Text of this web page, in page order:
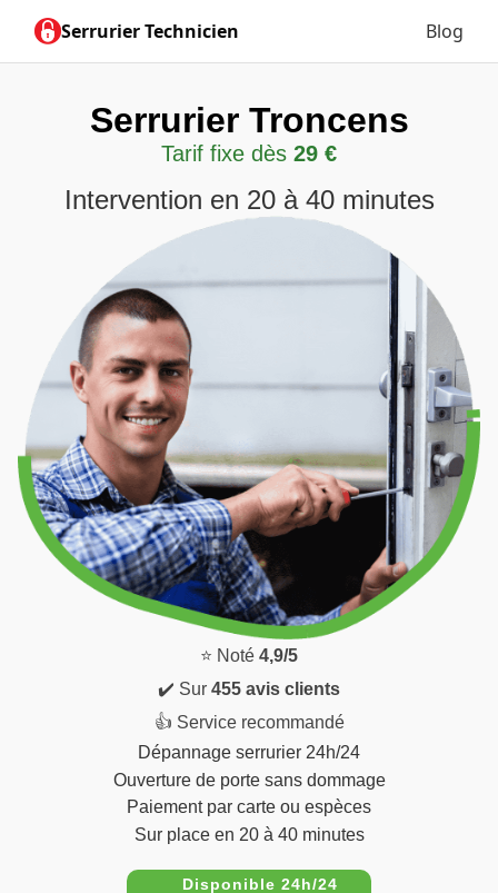
Serrurier Technicien Blog
Serrurier Troncens
Tarif fixe dès 29 €
Intervention en 20 à 40 minutes
⭐ Noté 4,9/5
✔️ Sur 455 avis clients
👍 Service recommandé
Dépannage serrurier 24h/24
Ouverture de porte sans dommage
Paiement par carte ou espèces
Sur place en 20 à 40 minutes